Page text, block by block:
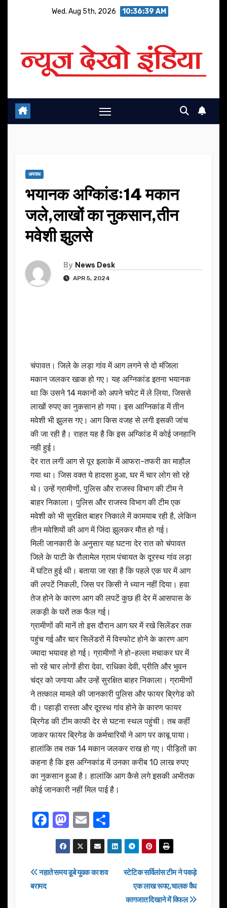
Wed. Aug 5th, 2026 10:36:39 AM
अपराध
भयानक अग्किांडः14 मकान
जले,लाखों का नुकसान,तीन
मवेशी झुलसे
By News Desk
APR 5, 2024
चंपावत। जिले के लड़ा गांव में आग लगने से दो मंजिला
मकान जलकर खाक हो गए। यह अग्निकांड इतना भयानक
था कि उसने 14 मकानों को अपने चपेट में ले लिया, जिससे
लाखों रुपए का नुकसान हो गया। इस आग्निकांड में तीन
मवेशी भी झुलस गए। आग किस वजह से लगी इसकी जांच
की जा रही है। राहत यह है कि इस अग्किांड में कोई जनहानि
नही हुई।
देर रात लगी आग से पूर इलाके में आफरा-तफरी का माहौल
गया था। जिस वक्त ये हादसा हुआ, घर में चार लोग सो रहे
थे। उन्हें ग्रामीणों, पुलिस और राजस्व विभाग की टीम ने
बाहर निकाला। पुलिस और राजस्व विभाग की टीम एक
मवेशी को भी सुरक्षित बाहर निकाले में कामयाब रही है, लेकिन
तीन मवेशियों की आग में जिंदा झुलकर मौत हो गई।
मिली जानकारी के अनुसार यह घटना देर रात को चंपावत
जिले के पाटी के रौलामेल ग्राम पंचायत के दूरस्थ गांव लड़ा
में घटित हुई थी। बताया जा रहा है कि पहले एक घर में आग
की लपटें निकली, जिस पर किसी ने ध्यान नहीं दिया। हवा
तेज होने के कारण आग की लपटें कुछ ही देर में आसपास के
लकड़ी के घरों तक फैल गई।
ग्रामीणों की मानें तो इस दौरान आग घर में रखे सिलेंडर तक
पहुंच गई और चार सिलेंडरों में विस्फोट होने के कारण आग
ज्यादा भयावह हो गई। ग्रामीणों ने हो-हल्ला मचाकर घर में
सो रहे चार लोगों हीरा देवा, राधिका देवी, प्रीति और भुवन
चंद्र को जगाया और उन्हें सुरक्षित बाहर निकाला। ग्रामीणों
ने तत्काल मामले की जानकारी पुलिस और फायर ब्रिगेड को
दी। पहाड़ी रास्ता और दूरस्थ गांव होने के कारण फायर
ब्रिगेड की टीम काफी देर से घटना स्थल पहुंची। तब कहीं
जाकर फायर ब्रिगेड के कर्मचारियों ने आग पर काबू पाया।
हालांकि तब तक 14 मकान जलकर राख हो गए। पीड़ितों का
कहना है कि इस अग्निकांड में उनका करीब 10 लाख रुपए
का नुकसान हुआ है। हालांकि आग कैसे लगे इसकी अभीतक
कोई जानकारी नहीं मिल पाई है।
F
a
c
e
M
a
st
o
E
m
ail
h
ar
Post
navigation
स्टेटिक सर्विलांस टीम ने पकड़े
एक लाख रूपए,चालक वैध
कागजात दिखाने में विफल
नहाते समय डूबे युवक का शव
बरामद